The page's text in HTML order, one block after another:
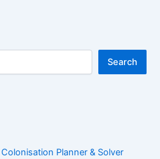
Search
Planner & Solver